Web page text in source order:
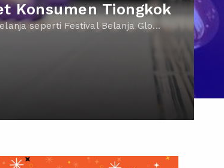
Konsumen Tiongkok
seperti Festival Belanja Glo...